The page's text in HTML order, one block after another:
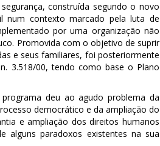
construída segundo o novo
num contexto marcado pela luta de
por uma organização não
Promovida com o objetivo de suprir
e seus familiares, foi posteriormente
3.518/00, tendo como base o Plano
deu ao agudo problema da
democrático e da ampliação do
e ampliação dos direitos humanos
alguns paradoxos existentes na sua